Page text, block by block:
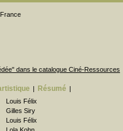
France
dans le catalogue Ciné-Ressources
| Résumé |
Louis Félix
Gilles Siry
Louis Félix